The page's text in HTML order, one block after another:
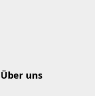
Über uns